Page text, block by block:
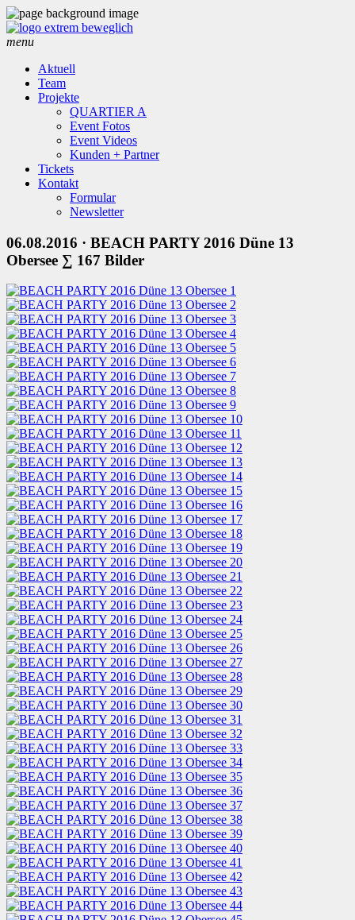
menu
Aktuell
Team
Projekte
QUARTIER A
Event Fotos
Event Videos
Kunden + Partner
Tickets
Kontakt
Formular
Newsletter
06.08.2016 · BEACH PARTY 2016 Düne 13
Obersee ∑ 167 Bilder